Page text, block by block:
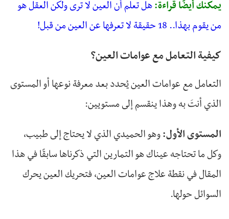
يمكنك أيضًا قراءة: هل تعلم أن العين لا ترى ولكن العقل هو
من يقوم بهذا.. 18 حقيقة لا تعرفها عن العين من قبل!
كيفية التعامل مع عوامات العين؟
التعامل مع عوامات العين يُحدد بعد معرفة نوعها أو المستوى
الذي أنتَ به وهذا ينقسم إلى مستويين:
المستوى الأول: وهو الحميدي الذي لا يحتاج إلى طبيب،
وكل ما تحتاجه عيناك هو التمارين التي ذكرناها سابقًا في هذا
المقال في نقطة علاج عوامات العين، فتحريك العين يحرك
السوائل حولها.